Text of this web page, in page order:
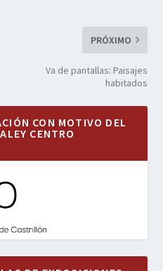
PRÓXIMO
Va de pantallas: Paisajes
habitados
CON MOTIVO DEL
CENTRO